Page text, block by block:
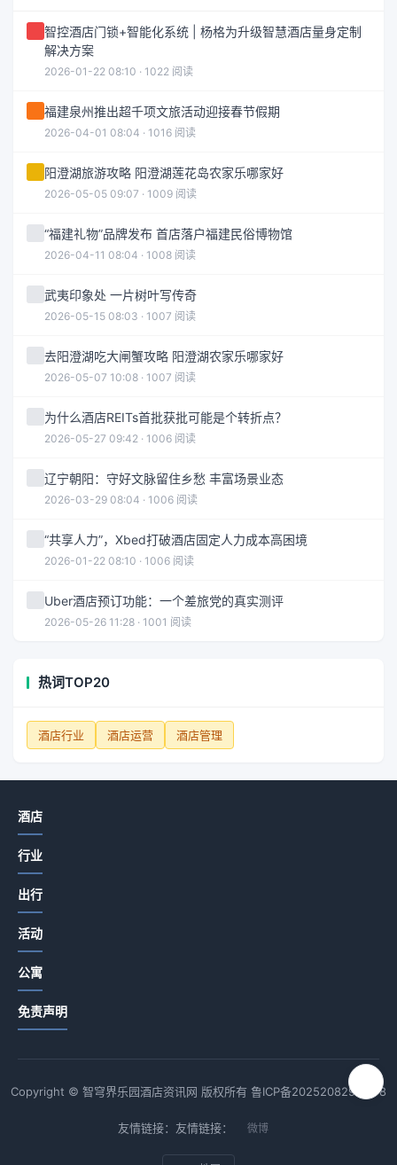
智控酒店门锁+智能化系统 | 杨格为升级智慧酒店量身定制
解决方案
2026-01-22 08:10 · 1022 阅读
福建泉州推出超千项文旅活动迎接春节假期
2026-04-01 08:04 · 1016 阅读
阳澄湖旅游攻略 阳澄湖莲花岛农家乐哪家好
2026-05-05 09:07 · 1009 阅读
“福建礼物”品牌发布 首店落户福建民俗博物馆
2026-04-11 08:04 · 1008 阅读
武夷印象处 一片树叶写传奇
2026-05-15 08:03 · 1007 阅读
去阳澄湖吃大闸蟹攻略 阳澄湖农家乐哪家好
2026-05-07 10:08 · 1007 阅读
为什么酒店REITs首批获批可能是个转折点？
2026-05-27 09:42 · 1006 阅读
辽宁朝阳：守好文脉留住乡愁 丰富场景业态
2026-03-29 08:04 · 1006 阅读
“共享人力”，Xbed打破酒店固定人力成本高困境
2026-01-22 08:10 · 1006 阅读
Uber酒店预订功能：一个差旅党的真实测评
2026-05-26 11:28 · 1001 阅读
热词TOP20
酒店行业 酒店运营 酒店管理
酒店
行业
出行
活动
公寓
免责声明
Copyright © 智穹界乐园酒店资讯网 版权所有 鲁ICP备2025208294号-8
友情链接：友情链接： 微博